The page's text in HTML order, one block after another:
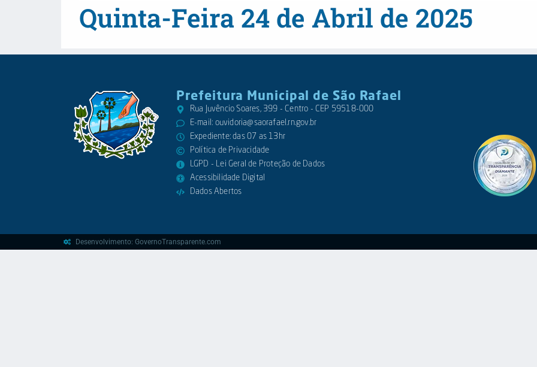
Quinta-Feira 24 de Abril de 2025
Prefeitura Municipal de São Rafael
Rua Juvêncio Soares, 399 - Centro - CEP 59518-000
E-mail: ouvidoria@saorafael.rn.gov.br
Expediente: das 07 as 13hr
Política de Privacidade
LGPD - Lei Geral de Proteção de Dados
Acessibilidade Digital
Dados Abertos
Desenvolvimento: GovernoTransparente.com